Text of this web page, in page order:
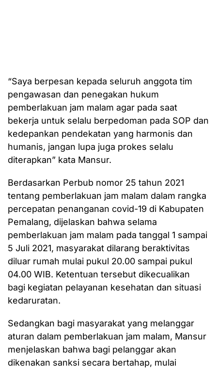
“Saya berpesan kepada seluruh anggota tim
pengawasan dan penegakan hukum
pemberlakuan jam malam agar pada saat
bekerja untuk selalu berpedoman pada SOP dan
kedepankan pendekatan yang harmonis dan
humanis, jangan lupa juga prokes selalu
diterapkan” kata Mansur.
Berdasarkan Perbub nomor 25 tahun 2021
tentang pemberlakuan jam malam dalam rangka
percepatan penanganan covid-19 di Kabupaten
Pemalang, dijelaskan bahwa selama
pemberlakuan jam malam pada tanggal 1 sampai
5 Juli 2021, masyarakat dilarang beraktivitas
diluar rumah mulai pukul 20.00 sampai pukul
04.00 WIB. Ketentuan tersebut dikecualikan
bagi kegiatan pelayanan kesehatan dan situasi
kedaruratan.
Sedangkan bagi masyarakat yang melanggar
aturan dalam pemberlakuan jam malam, Mansur
menjelaskan bahwa bagi pelanggar akan
dikenakan sanksi secara bertahap, mulai